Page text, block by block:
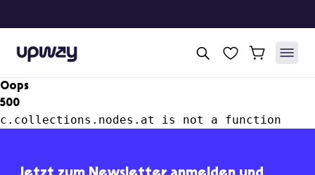
Upway
Oops
500
c.collections.nodes.at is not a function